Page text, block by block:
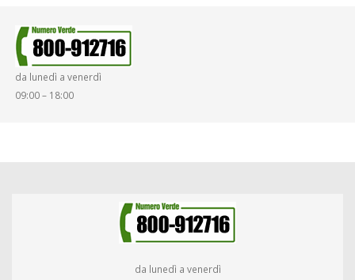
da lunedì a venerdì
09:00 – 18:00
da lunedì a venerdì